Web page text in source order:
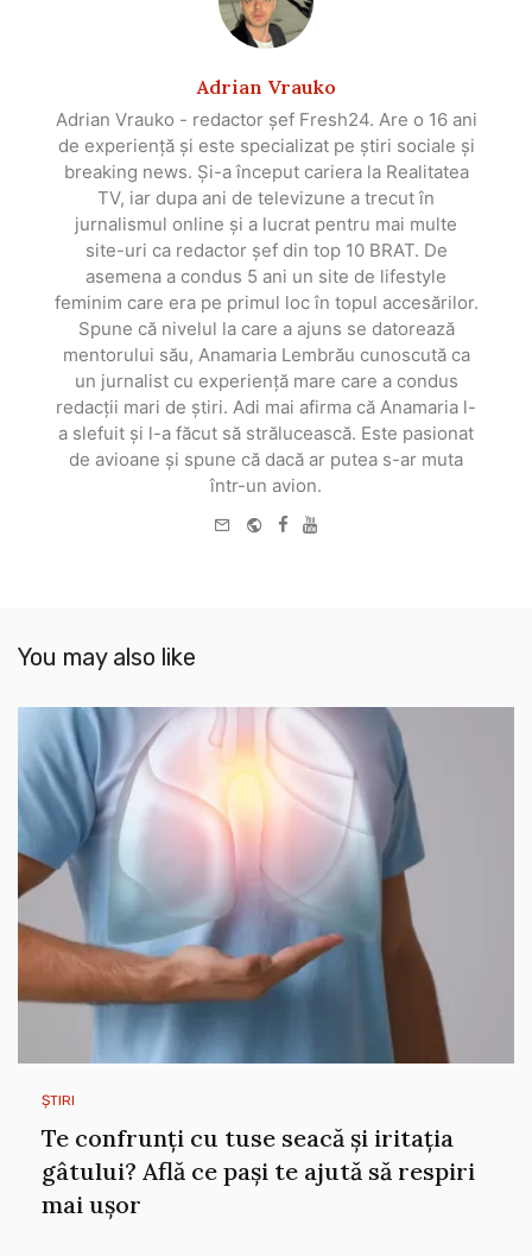
Adrian Vrauko
Adrian Vrauko - redactor șef Fresh24. Are o 16 ani
de experiență și este specializat pe știri sociale și
breaking news. Și-a început cariera la Realitatea
TV, iar dupa ani de televizune a trecut în
jurnalismul online și a lucrat pentru mai multe
site-uri ca redactor șef din top 10 BRAT. De
asemena a condus 5 ani un site de lifestyle
feminim care era pe primul loc în topul accesărilor.
Spune că nivelul la care a ajuns se datorează
mentorului său, Anamaria Lembrău cunoscută ca
un jurnalist cu experiență mare care a condus
redacții mari de știri. Adi mai afirma că Anamaria l-
a slefuit și l-a făcut să strălucească. Este pasionat
de avioane și spune că dacă ar putea s-ar muta
într-un avion.
e-
WebsiteFacebook
You may also like
ȘTIRI
Te confrunți cu tuse seacă și iritația
gâtului? Află ce pași te ajută să respiri
mai ușor